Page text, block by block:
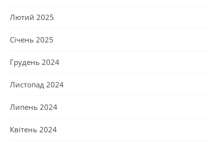
Лютий 2025
Січень 2025
Грудень 2024
Листопад 2024
Липень 2024
Квітень 2024